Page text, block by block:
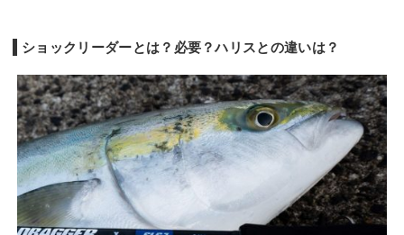
ショックリーダーとは？必要？ハリスとの違いは？